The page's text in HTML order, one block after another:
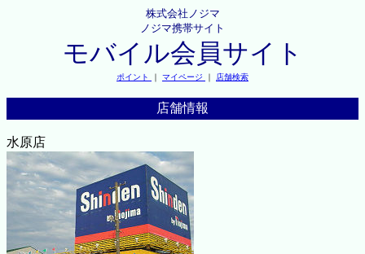
株式会社ノジマ
ノジマ携帯サイト
モバイル会員サイト
ポイント ｜ マイページ ｜ 店舗検索
店舗情報
水原店